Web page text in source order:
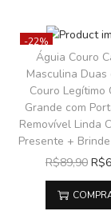
-22%
Águia Couro
Masculina Duas
Couro Legítimo
Grande com
Removível Linda
Presente +
R$89,90 R$